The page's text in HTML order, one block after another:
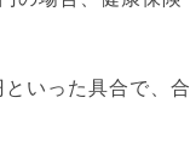
いった具合で、合